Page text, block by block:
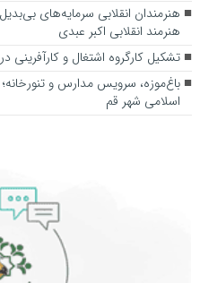
هنرمندان انقلابی سرمایه‌های
هنرمند انقلابی اکبر عبدی
تشکیل کارگروه اشتغال و
اسلامی شهر قم